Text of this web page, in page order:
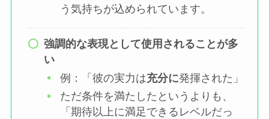
う気持ちが込められています。
強調的な表現として使用されることが多
い
例：「彼の実力は充分に発揮された」
ただ条件を満たしたというよりも、
「期待以上に満足できるレベルだっ